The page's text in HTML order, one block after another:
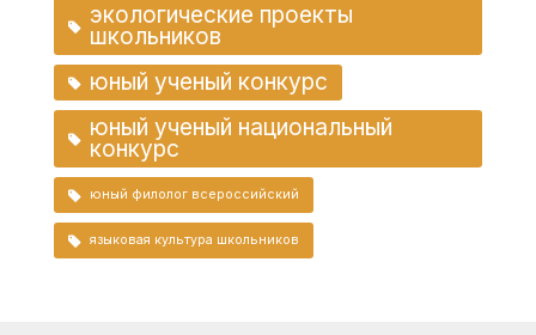
экологические проекты
школьников
юный ученый конкурс
юный ученый национальный
конкурс
юный филолог всероссийский
языковая культура школьников